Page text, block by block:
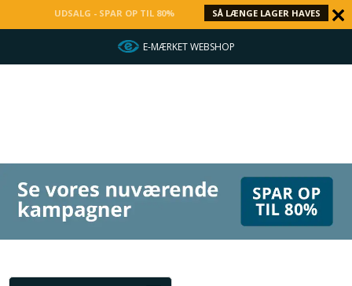
UDSALG - SPAR OP TIL 80% SÅ LÆNGE LAGER HAVES
E-MÆRKET WEBSHOP